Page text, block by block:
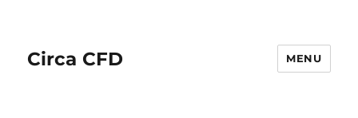
Circa CFD MENU